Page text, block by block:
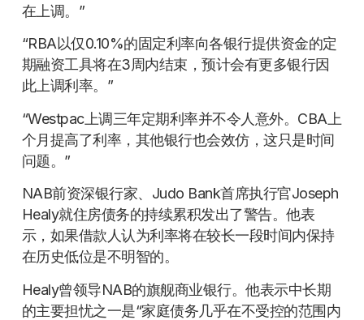
在上调。”
“RBA以仅0.10%的固定利率向各银行提供资金的定
期融资工具将在3周内结束，预计会有更多银行因
此上调利率。”
“Westpac上调三年定期利率并不令人意外。CBA上
个月提高了利率，其他银行也会效仿，这只是时间
问题。”
NAB前资深银行家、Judo Bank首席执行官Joseph
Healy就住房债务的持续累积发出了警告。他表
示，如果借款人认为利率将在较长一段时间内保持
在历史低位是不明智的。
Healy曾领导NAB的旗舰商业银行。他表示中长期
的主要担忧之一是“家庭债务几乎在不受控的范围内